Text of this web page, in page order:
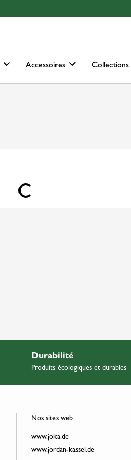
Accessoires Collections
Loading...
Durabilité
Produits écologiques et durables
Nos sites web
www.joka.de
www.jordan-kassel.de